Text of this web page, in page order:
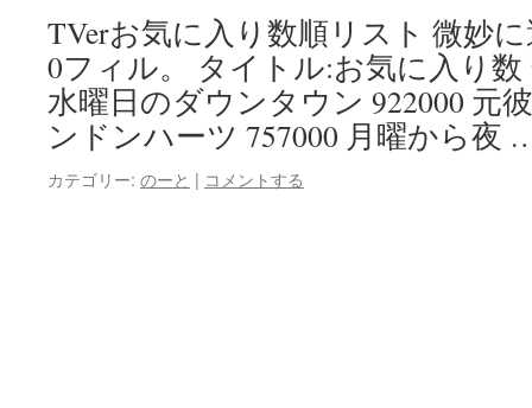
TVerお気に入り数順リスト 微妙
0フィル。 タイトル:お気に入り数
水曜日のダウンタウン 922000 元
ンドンハーツ 757000 月曜から夜
カテゴリー: のーと | コメントする